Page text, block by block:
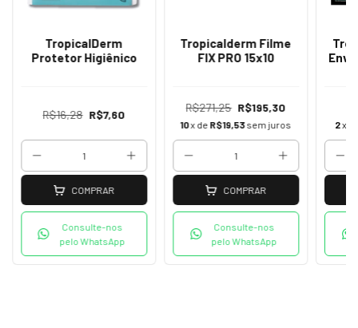
TropicalDerm
Protetor Higiênico
R$16,28 R$7,60
COMPRAR
Consulte-nos
pelo WhatsApp
Tropicalderm Filme
FIX PRO 15x10
R$271,25 R$195,30
10x de R$19,53sem juros
COMPRAR
Consulte-nos
pelo WhatsApp
2x